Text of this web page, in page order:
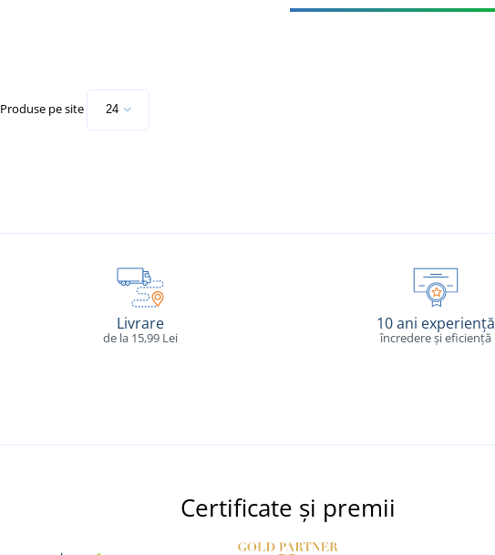
Produse pe site
Livrare
de la 15,99 Lei
10 ani experiență
încredere și eficiență
Certificate și premii